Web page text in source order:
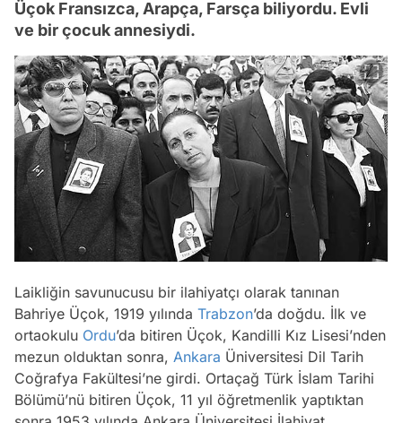
Üçok Fransızca, Arapça, Farsça biliyordu. Evli
ve bir çocuk annesiydi.
Laikliğin savunucusu bir ilahiyatçı olarak tanınan
Bahriye Üçok, 1919 yılında Trabzon’da doğdu. İlk ve
ortaokulu Ordu’da bitiren Üçok, Kandilli Kız Lisesi’nden
mezun olduktan sonra, Ankara Üniversitesi Dil Tarih
Coğrafya Fakültesi’ne girdi. Ortaçağ Türk İslam Tarihi
Bölümü’nü bitiren Üçok, 11 yıl öğretmenlik yaptıktan